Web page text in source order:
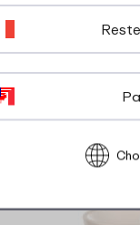
14
Regarder